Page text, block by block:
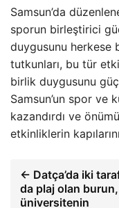
Samsun’da
sporun birleştirici
duygusunu herkese
tutkunları, bu tür
birlik duygusunu
Samsun’un spor ve
kazandırdı ve
etkinliklerin
← Datça’da iki
da plaj olan burun,
üniversitenin